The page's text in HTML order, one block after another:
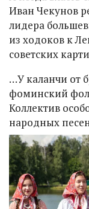
Иван Чекунов
лидера
из ходоков к
советских
…У каланчи от
фоминский
Коллектив
народных